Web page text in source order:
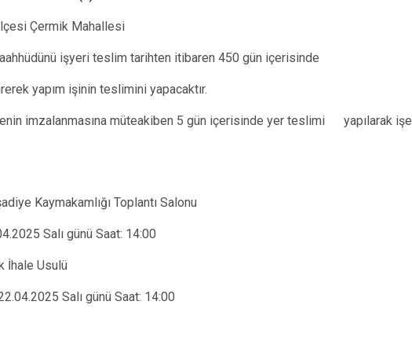
Çermik Mahallesi
işyeri teslim tarihten itibaren 450 gün içerisinde
teslimini yapacaktır.
imzalanmasına müteakiben 5 gün içerisinde yer teslimi yapılarak işe
Kaymakamlığı Toplantı Salonu
Salı günü Saat: 14:00
İhale Usulü
Salı günü Saat: 14:00